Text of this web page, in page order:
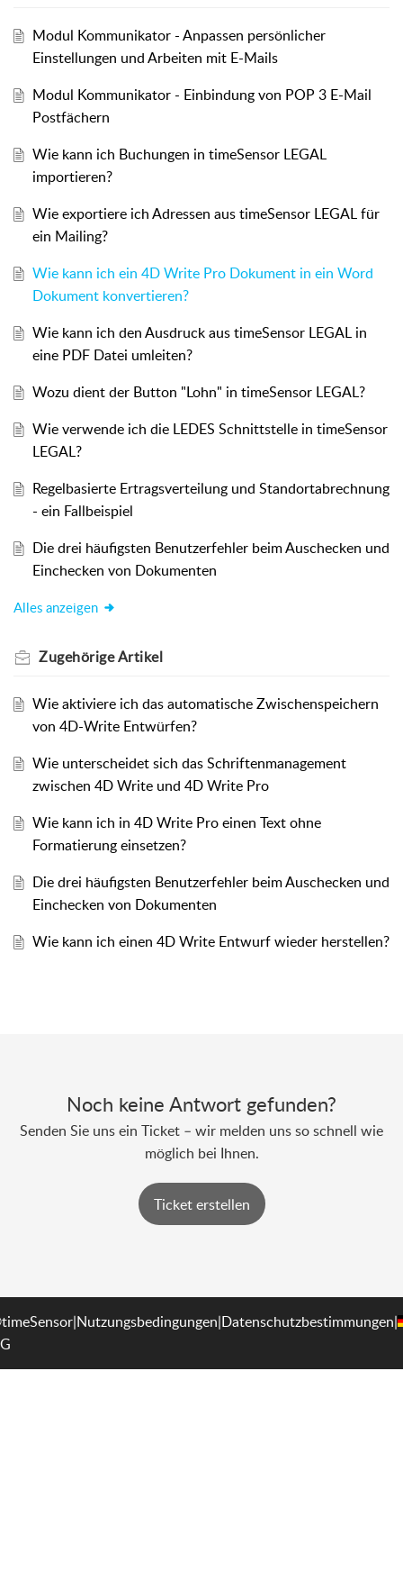
Modul Kommunikator - Anpassen persönlicher
Einstellungen und Arbeiten mit E-Mails
Modul Kommunikator - Einbindung von POP 3 E-Mail
Postfächern
Wie kann ich Buchungen in timeSensor LEGAL
importieren?
Wie exportiere ich Adressen aus timeSensor LEGAL für
ein Mailing?
Wie kann ich ein 4D Write Pro Dokument in ein Word
Dokument konvertieren?
Wie kann ich den Ausdruck aus timeSensor LEGAL in
eine PDF Datei umleiten?
Wozu dient der Button "Lohn" in timeSensor LEGAL?
Wie verwende ich die LEDES Schnittstelle in timeSensor
LEGAL?
Regelbasierte Ertragsverteilung und Standortabrechnung
- ein Fallbeispiel
Die drei häufigsten Benutzerfehler beim Auschecken und
Einchecken von Dokumenten
Alles anzeigen
ZugehörigeArtikel
Wie aktiviere ich das automatische Zwischenspeichern
von 4D-Write Entwürfen?
Wie unterscheidet sich das Schriftenmanagement
zwischen 4D Write und 4D Write Pro
Wie kann ich in 4D Write Pro einen Text ohne
Formatierung einsetzen?
Die drei häufigsten Benutzerfehler beim Auschecken und
Einchecken von Dokumenten
Wie kann ich einen 4D Write Entwurf wieder herstellen?
Noch keine Antwort gefunden?
Senden Sie uns ein Ticket – wir melden uns so schnell wie
möglich bei Ihnen.
Ticket erstellen
|Nutzungsbedingungen|Datenschutzbestimmungen|